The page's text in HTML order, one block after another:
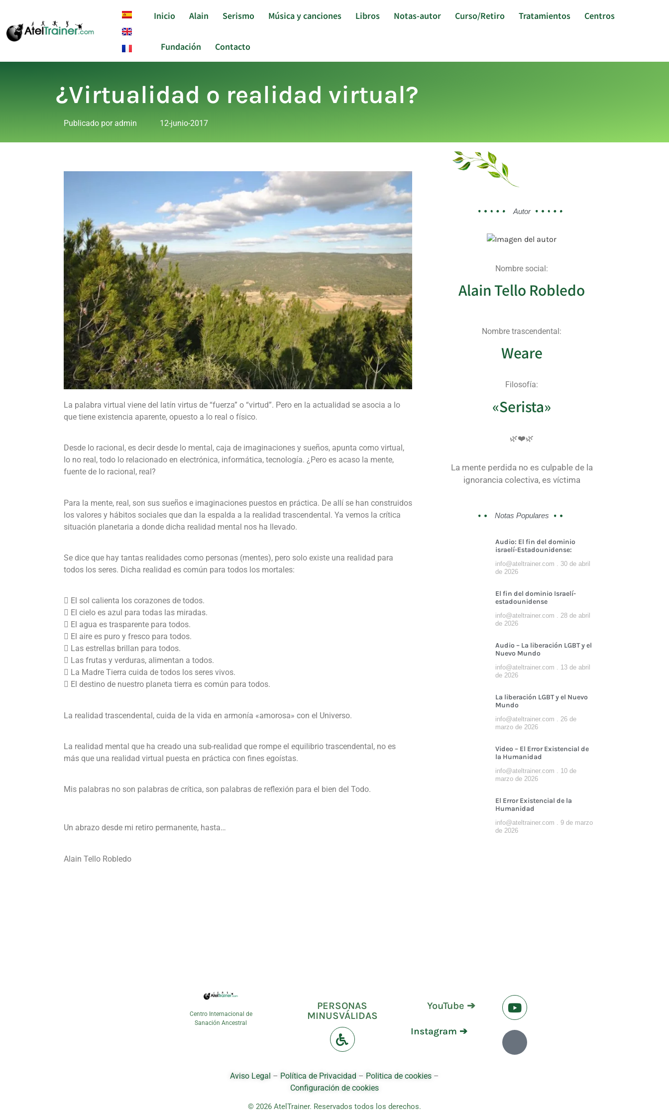
Inicio Alain Serismo Música y canciones Libros Notas-autor Curso/Retiro Tratamientos Centros
Fundación Contacto
¿Virtualidad o realidad virtual?
Publicado poradmin 12-junio-2017
La palabra virtual viene del latín virtus de “fuerza” o “virtud”. Pero en la actualidad se asocia a lo
que tiene existencia aparente, opuesto a lo real o físico.
Desde lo racional, es decir desde lo mental, caja de imaginaciones y sueños, apunta como virtual,
lo no real, todo lo relacionado en electrónica, informática, tecnología. ¿Pero es acaso la mente,
fuente de lo racional, real?
Para la mente, real, son sus sueños e imaginaciones puestos en práctica. De allí se han construidos
los valores y hábitos sociales que dan la espalda a la realidad trascendental. Ya vemos la crítica
situación planetaria a donde dicha realidad mental nos ha llevado.
Se dice que hay tantas realidades como personas (mentes), pero solo existe una realidad para
todos los seres. Dicha realidad es común para todos los mortales:
 El sol calienta los corazones de todos.
 El cielo es azul para todas las miradas.
 El agua es trasparente para todos.
 El aire es puro y fresco para todos.
 Las estrellas brillan para todos.
 Las frutas y verduras, alimentan a todos.
 La Madre Tierra cuida de todos los seres vivos.
 El destino de nuestro planeta tierra es común para todos.
La realidad trascendental, cuida de la vida en armonía «amorosa» con el Universo.
La realidad mental que ha creado una sub-realidad que rompe el equilibrio trascendental, no es
más que una realidad virtual puesta en práctica con fines egoístas.
Mis palabras no son palabras de crítica, son palabras de reflexión para el bien del Todo.
Un abrazo desde mi retiro permanente, hasta…
Alain Tello Robledo
Autor
Nombre social:
Alain Tello Robledo
Nombre trascendental:
Weare
Filosofía:
«Serista»
🌿❤️🌿
La mente perdida no es culpable de la
ignorancia colectiva, es víctima
Notas Populares
Audio: El fin del dominio
israelí-Estadounidense:
info@ateltrainer.com
30 de abril
de 2026
El fin del dominio Israelí-
estadounidense
info@ateltrainer.com
28 de abril
de 2026
Audio – La liberación LGBT y el
Nuevo Mundo
info@ateltrainer.com
13 de abril
de 2026
La liberación LGBT y el Nuevo
Mundo
info@ateltrainer.com
26 de
marzo de 2026
Video – El Error Existencial de
la Humanidad
info@ateltrainer.com
10 de
marzo de 2026
El Error Existencial de la
Humanidad
info@ateltrainer.com
9 de marzo
de 2026
Centro Internacional de
Sanación Ancestral
PERSONAS
MINUSVÁLIDAS
YouTube ➔
Instagram ➔
Aviso Legal – Política de Privacidad – Politica de cookies –
Configuración de cookies
© 2026 AtelTrainer. Reservados todos los derechos.